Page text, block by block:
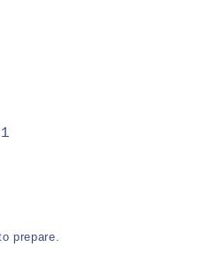
prepare.